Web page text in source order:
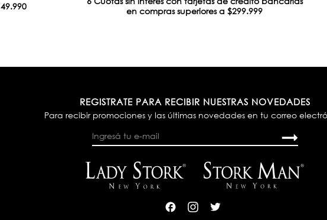
en compras superiores a $299.999
REGISTRATE PARA RECIBIR NUESTRAS NOVEDADES
Para recibir promociones y las últimas novedades en tu correo